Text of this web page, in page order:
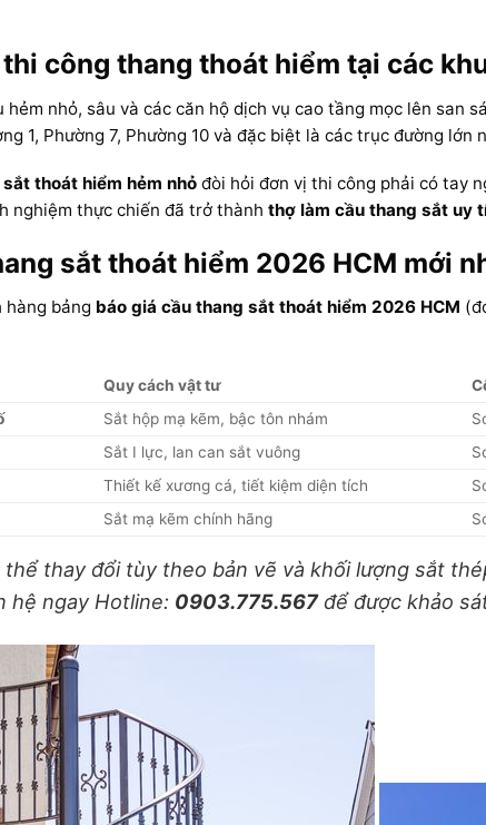
công thang thoát hiểm tại các
hẻm nhỏ, sâu và các căn hộ dịch vụ cao tầng mọc lên san
1, Phường 7, Phường 10 và đặc biệt là các trục đường lớn
thoát hiểm hẻm nhỏ đòi hỏi đơn vị thi công phải có tay
nghiệm thực chiến đã trở thành thợ làm cầu thang sắt uy
sắt thoát hiểm 2026 HCM mới
hàng bảng báo giá cầu thang sắt thoát hiểm 2026 HCM
Quy cách vật tư
Sắt hộp mạ kẽm, bậc tôn nhám
Sắt I lực, lan can sắt vuông
Thiết kế xương cá, tiết kiệm diện tích
Sắt mạ kẽm chính hãng
thay đổi tùy theo bản vẽ và khối lượng sắt
hệ ngay Hotline: 0903.775.567để được khảo